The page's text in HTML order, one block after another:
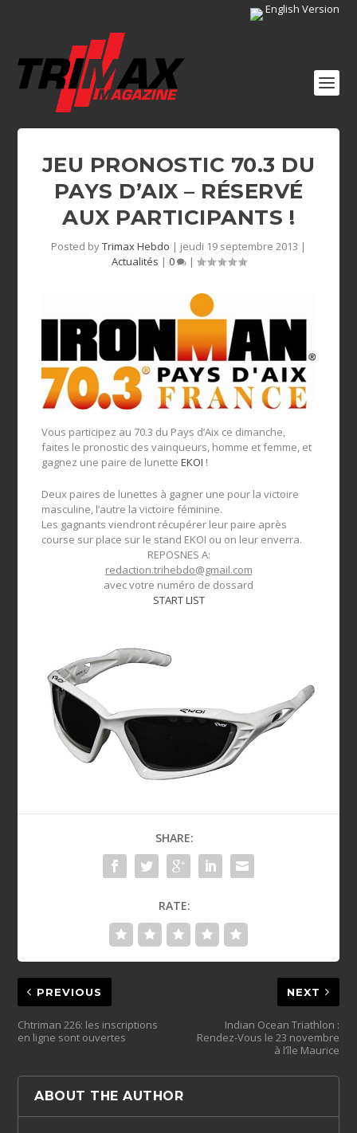
English Version
JEU PRONOSTIC 70.3 DU
PAYS D’AIX – RÉSERVÉ
AUX PARTICIPANTS !
Posted byTrimax Hebdo | jeudi 19 septembre 2013 |
Actualités | 0 |
Vous participez au 70.3 du Pays d’Aix ce dimanche,
faites le pronostic des vainqueurs, homme et femme, et
gagnez une paire de lunetteEKOI !
Deux paires de lunettes à gagner une pour la victoire
masculine, l’autre la victoire féminine.
Les gagnants viendront récupérer leur paire après
course sur place sur le stand EKOI ou on leur enverra.
REPOSNES A:
redaction.trihebdo@gmail.com
avec votre numéro de dossard
START LIST
SHARE:
RATE:
PREVIOUS
Chtriman 226: les inscriptions
en ligne sont ouvertes
NEXT
Indian Ocean Triathlon :
Rendez-Vous le 23 novembre
à l’île Maurice
ABOUT THE AUTHOR